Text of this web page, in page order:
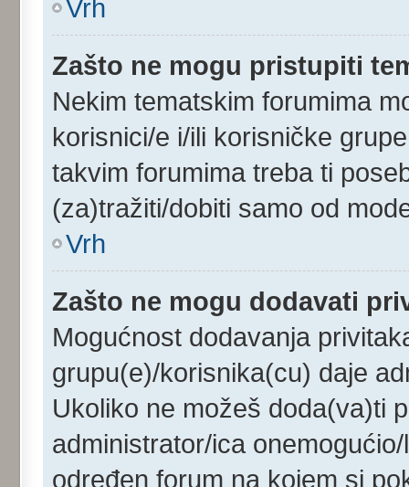
Vrh
Zašto ne mogu pristupiti
Nekim tematskim forumima
korisnici/e i/ili korisničke
takvim forumima treba ti
(za)tražiti/dobiti samo od
Vrh
Zašto ne mogu dodavati
Mogućnost dodavanja
grupu(e)/korisnika(cu) daje
Ukoliko ne možeš doda(va)ti
administrator/ica
određen forum na kojem si